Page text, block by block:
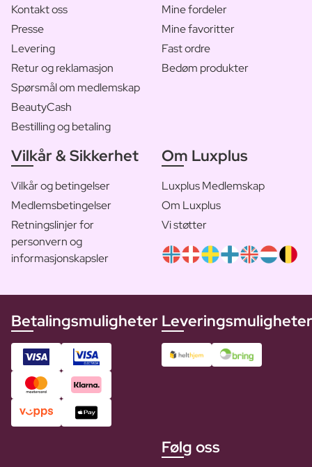
Kontakt oss
Presse
Levering
Retur og reklamasjon
Spørsmål om medlemskap
BeautyCash
Bestilling og betaling
Mine fordeler
Mine favoritter
Fast ordre
Bedøm produkter
Vilkår & Sikkerhet
Vilkår og betingelser
Medlemsbetingelser
Retningslinjer for
personvern og
informasjonskapsler
Om Luxplus
Luxplus Medlemskap
Om Luxplus
Vi støtter
Betalingsmuligheter Leveringsmuligheter
Følg oss